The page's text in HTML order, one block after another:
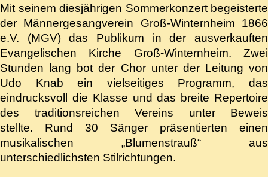
Mit seinem diesjährigen Sommerkonzert begeisterte
der Männergesangverein Groß-Winternheim 1866
e.V. (MGV) das Publikum in der ausverkauften
Evangelischen Kirche Groß-Winternheim. Zwei
Stunden lang bot der Chor unter der Leitung von
Udo Knab ein vielseitiges Programm, das
eindrucksvoll die Klasse und das breite Repertoire
des traditionsreichen Vereins unter Beweis
stellte. Rund 30 Sänger präsentierten einen
musikalischen „Blumenstrauß“ aus
unterschiedlichsten Stilrichtungen.